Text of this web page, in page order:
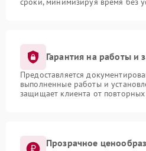
Гарантия на работы и
Предоставляется
выполненные работы и
защищает клиента от повторных
Прозрачное